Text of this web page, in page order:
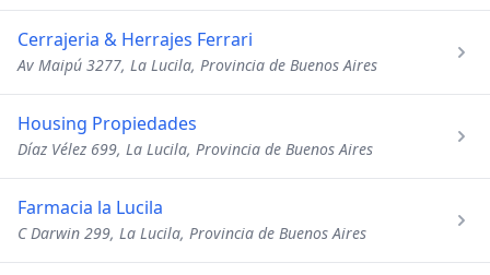
Cerrajeria & Herrajes Ferrari
Av Maipú 3277, La Lucila, Provincia de Buenos Aires
Housing Propiedades
Díaz Vélez 699, La Lucila, Provincia de Buenos Aires
Farmacia la Lucila
C Darwin 299, La Lucila, Provincia de Buenos Aires